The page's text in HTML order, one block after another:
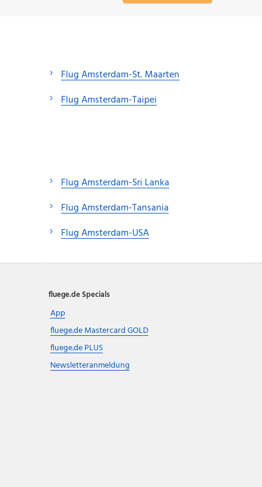
Flug Amsterdam-St. Maarten
Flug Amsterdam-Taipei
Flug Amsterdam-Sri Lanka
Flug Amsterdam-Tansania
Flug Amsterdam-USA